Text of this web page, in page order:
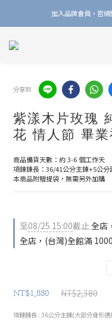
加入品牌會員，官
加入品牌會員，官
線上線下皆可累
分享到
紫漾木片玫瑰
花 情人節 畢
商品備貨天數：約 3-6 個工作天
項鍊鍊長：36/41公分主鍊+5公分
本商品附贈提袋，無需另外加購
至08/25 15:00截止全店
全店，(台灣)全館滿
NT$2,380
NT$1,880
項鍊鍊長 : 36公分主鍊(大部分身形適